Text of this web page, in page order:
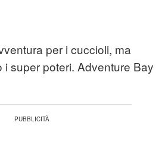
per i cuccioli, ma
super poteri. Adventure Bay